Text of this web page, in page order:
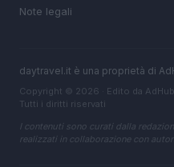
Note legali
daytravel.it è una proprietà di
Copyright © 2026 · Edito da
Tutti i diritti riservati
I contenuti sono curati dalla
realizzati in collaborazione con